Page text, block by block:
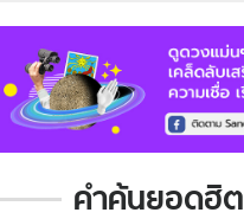
คำค้นยอดฮิต